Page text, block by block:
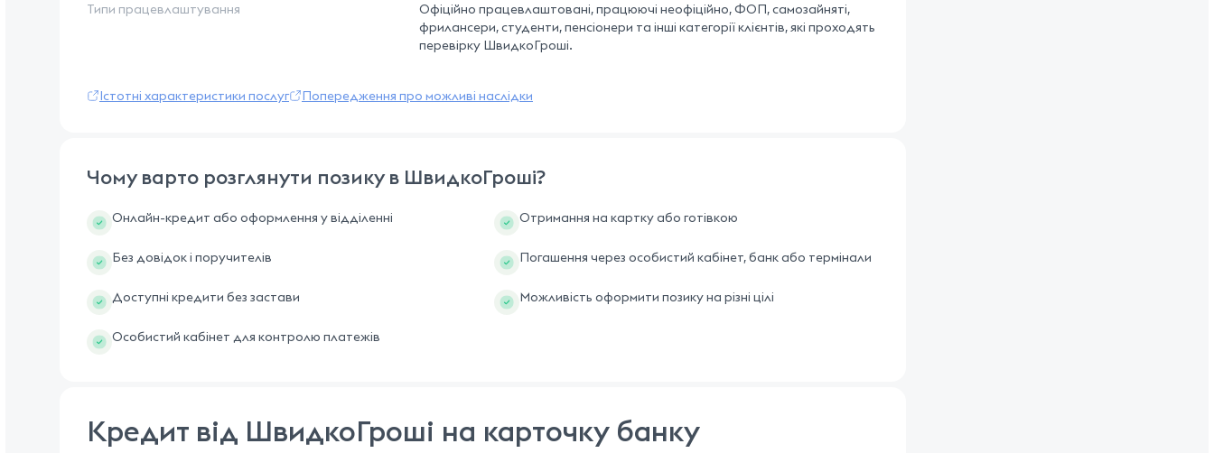
Типи працевлаштування
Офіційно працевлаштовані, працюючі неофіційно, ФОП, самозайняті,
фрилансери, студенти, пенсіонери та інші категорії клієнтів, які проходять
перевірку ШвидкоГроші.
Істотні характеристики послуг Попередження про можливі наслідки
Чому варто розглянути позику в ШвидкоГроші?
Онлайн-кредит або оформлення у відділенні Отримання на картку або готівкою
Без довідок і поручителів Погашення через особистий кабінет, банк або термінали
Доступні кредити без застави Можливість оформити позику на різні цілі
Особистий кабінет для контролю платежів
Кредит від ШвидкоГроші на карточку банку